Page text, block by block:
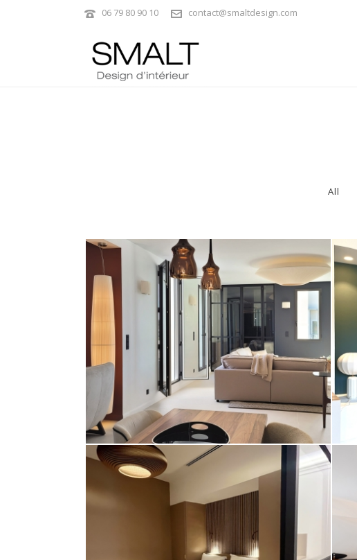
06 79 80 90 10 contact@smaltdesign.com
All
T4 NICE ALPHONSE KARR
Appartement
GRAND 2 PIÈCES NICE OPÉRA
Appartement